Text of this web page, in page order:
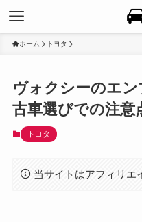
ホーム トヨタ
ヴォクシーのエ
古車選びでの注意
トヨタ
当サイトはアフィリエ